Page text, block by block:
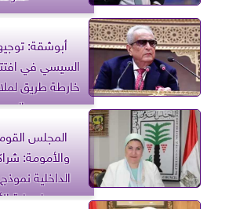
أبوشقة:
السيسي في
خارطة طريق
المجلس
والأمومة:
الداخلية
لحماية